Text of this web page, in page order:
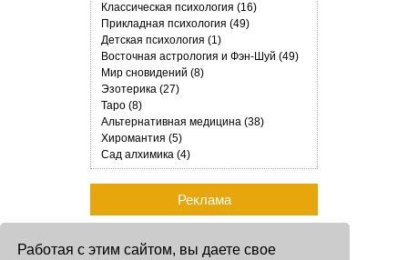
Работая с этим сайтом, вы даете свое
Классическая психология (16)
Прикладная психология (49)
Детская психология (1)
Восточная астрология и Фэн-Шуй (49)
Мир сновидений (8)
Эзотерика (27)
Таро (8)
Альтернативная медицина (38)
Хиромантия (5)
Сад алхимика (4)
Реклама